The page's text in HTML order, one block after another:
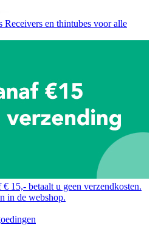
Receivers en thintubes voor alle
15,- betaalt u geen verzendkosten.
in de webshop.